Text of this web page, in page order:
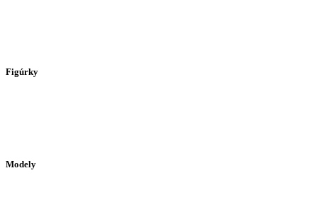
Figúrky
Modely